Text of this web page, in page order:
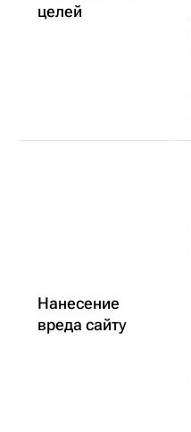
целей
Нанесение
вреда сайту